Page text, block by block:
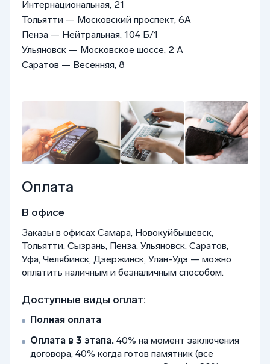
Интернациональная, 21
Тольятти — Московский проспект, 6А
Пенза — Нейтральная, 104 Б/1
Ульяновск — Московское шоссе, 2 А
Саратов — Весенняя, 8
Оплата
В офисе
Заказы в офисах Самара, Новокуйбышевск,
Тольятти, Сызрань, Пенза, Ульяновск, Саратов,
Уфа, Челябинск, Дзержинск, Улан-Удэ — можно
оплатить наличным и безналичным способом.
Доступные виды оплат:
Полная оплата
Оплата в 3 этапа. 40% на момент заключения
договора, 40% когда готов памятник (все